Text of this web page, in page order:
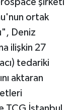
şirketi
ortak
Deniz
ilişkin 27
tedariki
aktaran